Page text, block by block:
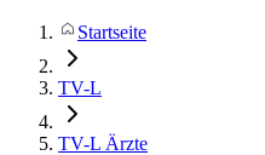
Startseite
TV-L
TV-L Ärzte